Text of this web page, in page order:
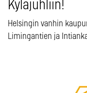
Kyläjuhliin!
Helsingin vanhin
Limingantien ja